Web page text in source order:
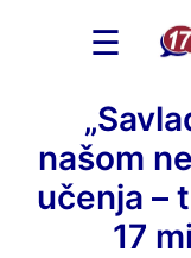
☰
našom
učenja –
17